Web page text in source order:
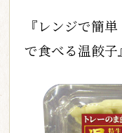
『レンジで簡
で食べる温餃子』